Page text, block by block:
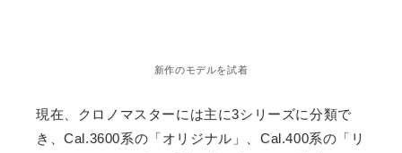
新作のモデルを試着
現在、クロノマスターには主に3シリーズに分類で
き、Cal.3600系の「オリジナル」、Cal.400系の「リ